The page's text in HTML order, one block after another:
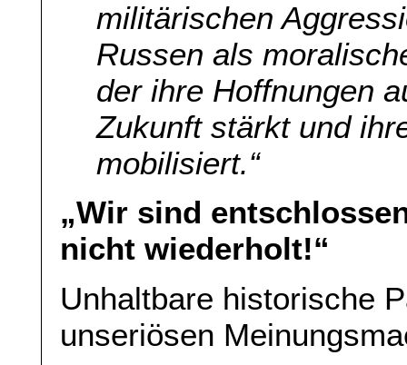
militärischen
Russen als
der ihre Hoffnungen
Zukunft stärkt und
mobilisiert.“
„Wir sind
nicht wiederholt!“
Unhaltbare historische
unseriösen